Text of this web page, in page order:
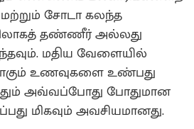
மற்றும் சோடா கலந்த
தண்ணீர் அல்லது
மதிய வேளையில்
உணவுகளை உண்பது
அவ்வப்போது போதுமான
மிகவும் அவசியமானது.